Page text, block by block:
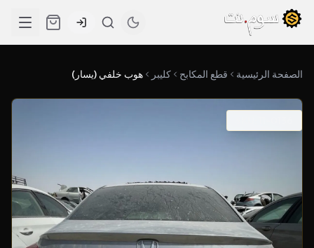
الصفحة الرئيسية قطع المكابح كليبر هوب خلفي (يسار)